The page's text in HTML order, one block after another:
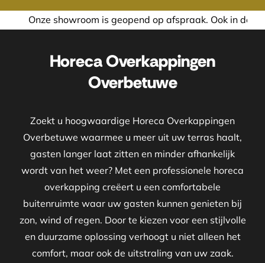
geopend op afspraak. Ook in de avond of in het weekend
Horeca Overkappingen
Overbetuwe
Zoekt u hoogwaardige Horeca Overkappingen
Overbetuwe waarmee u meer uit uw terras haalt,
gasten langer laat zitten en minder afhankelijk
wordt van het weer? Met een professionele horeca
overkapping creëert u een comfortabele
buitenruimte waar uw gasten kunnen genieten bij
zon, wind of regen. Door te kiezen voor een stijlvolle
en duurzame oplossing verhoogt u niet alleen het
comfort, maar ook de uitstraling van uw zaak.